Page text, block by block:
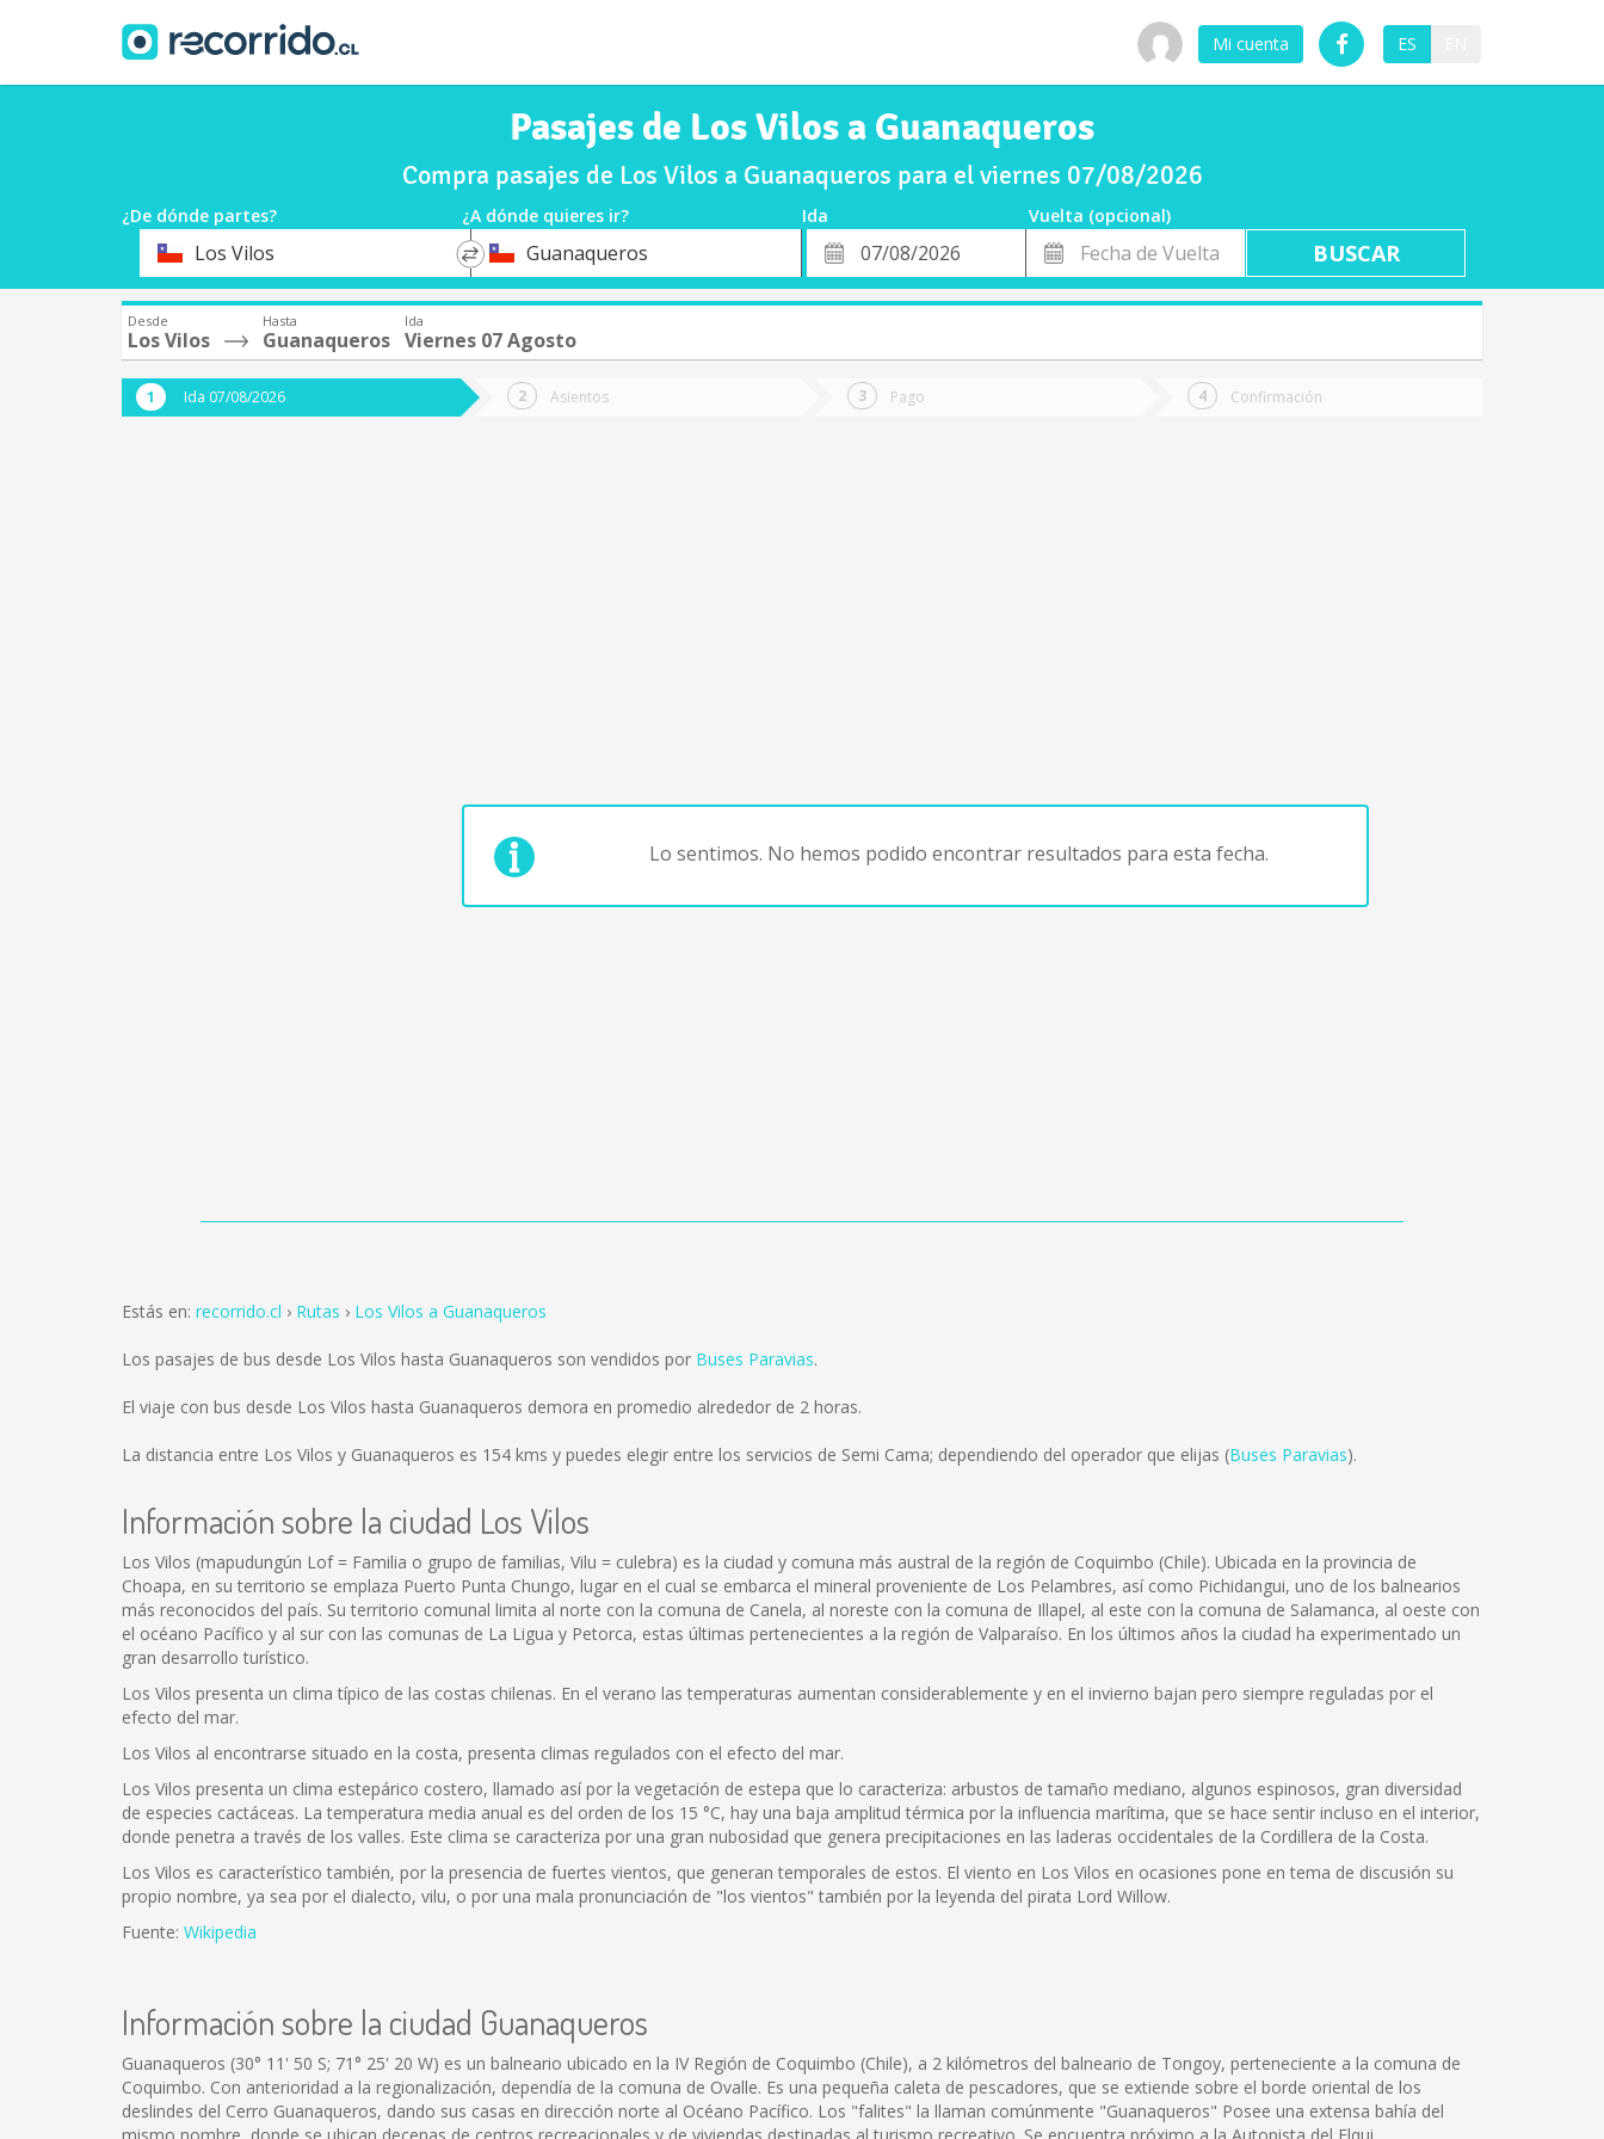
Mi cuenta ES
Pasajes de Los Vilos a Guanaqueros
Compra pasajes de Los Vilos a Guanaqueros para el viernes 07/08/2026
¿De dónde partes? ¿A dónde quieres ir? Ida
Vuelta (opcional)
OrigenLos Vilos
*
DestinoGuanaqueros
Fecha
de
Fecha
de
Vuelta
Desde
Los Vilos
Hasta
Guanaqueros
Ida
Viernes 07 Agosto
Ida 07/08/2026 Asientos Pago Confirmación
Lo sentimos. No hemos podido encontrar resultados para esta fecha.
Estás en: recorrido.cl Rutas Los Vilos a Guanaqueros
Los pasajes de bus desde Los Vilos hasta Guanaqueros son vendidos por Buses Paravias.
El viaje con bus desde Los Vilos hasta Guanaqueros demora en promedio alrededor de 2 horas.
La distancia entre Los Vilos y Guanaqueros es 154 kms y puedes elegir entre los servicios de Semi Cama; dependiendo del operador que elijas (Buses Paravias).
Información sobre la ciudad Los Vilos
Los Vilos (mapudungún Lof = Familia o grupo de familias, Vilu = culebra) es la ciudad y comuna más austral de la región de Coquimbo (Chile). Ubicada en la provincia de
Choapa, en su territorio se emplaza Puerto Punta Chungo, lugar en el cual se embarca el mineral proveniente de Los Pelambres, así como Pichidangui, uno de los balnearios
más reconocidos del país. Su territorio comunal limita al norte con la comuna de Canela, al noreste con la comuna de Illapel, al este con la comuna de Salamanca, al oeste con
el océano Pacífico y al sur con las comunas de La Ligua y Petorca, estas últimas pertenecientes a la región de Valparaíso. En los últimos años la ciudad ha experimentado un
gran desarrollo turístico.
Los Vilos presenta un clima típico de las costas chilenas. En el verano las temperaturas aumentan considerablemente y en el invierno bajan pero siempre reguladas por el
efecto del mar.
Los Vilos al encontrarse situado en la costa, presenta climas regulados con el efecto del mar.
Los Vilos presenta un clima estepárico costero, llamado así por la vegetación de estepa que lo caracteriza: arbustos de tamaño mediano, algunos espinosos, gran diversidad
de especies cactáceas. La temperatura media anual es del orden de los 15 °C, hay una baja amplitud térmica por la influencia marítima, que se hace sentir incluso en el interior,
donde penetra a través de los valles. Este clima se caracteriza por una gran nubosidad que genera precipitaciones en las laderas occidentales de la Cordillera de la Costa.
Los Vilos es característico también, por la presencia de fuertes vientos, que generan temporales de estos. El viento en Los Vilos en ocasiones pone en tema de discusión su
propio nombre, ya sea por el dialecto, vilu, o por una mala pronunciación de "los vientos" también por la leyenda del pirata Lord Willow.
Fuente: Wikipedia
Información sobre la ciudad Guanaqueros
Guanaqueros (30° 11' 50 S; 71° 25' 20 W) es un balneario ubicado en la IV Región de Coquimbo (Chile), a 2 kilómetros del balneario de Tongoy, perteneciente a la comuna de
Coquimbo. Con anterioridad a la regionalización, dependía de la comuna de Ovalle. Es una pequeña caleta de pescadores, que se extiende sobre el borde oriental de los
deslindes del Cerro Guanaqueros, dando sus casas en dirección norte al Océano Pacífico. Los "falites" la llaman comúnmente "Guanaqueros" Posee una extensa bahía del